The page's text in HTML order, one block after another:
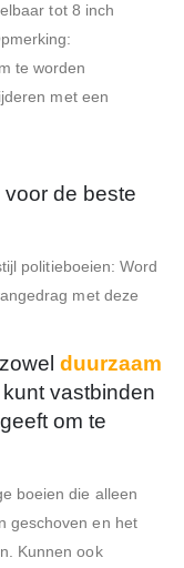
tot 8 inch
te worden
met een
de beste
politieboeien: Word
met deze
duurzaam
vastbinden
om te
boeien die alleen
geschoven en het
Kunnen ook